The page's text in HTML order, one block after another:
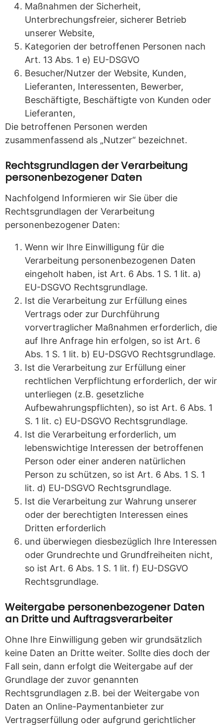
Maßnahmen der Sicherheit,
Unterbrechungsfreier, sicherer Betrieb
unserer Website,
Kategorien der betroffenen Personen nach
Art. 13 Abs. 1 e) EU-DSGVO
Besucher/Nutzer der Website, Kunden,
Lieferanten, Interessenten, Bewerber,
Beschäftigte, Beschäftigte von Kunden oder
Lieferanten,
Die betroffenen Personen werden
zusammenfassend als „Nutzer“ bezeichnet.
Rechtsgrundlagen der Verarbeitung
personenbezogener Daten
Nachfolgend Informieren wir Sie über die
Rechtsgrundlagen der Verarbeitung
personenbezogener Daten:
Wenn wir Ihre Einwilligung für die
Verarbeitung personenbezogenen Daten
eingeholt haben, ist Art. 6 Abs. 1 S. 1 lit. a)
EU-DSGVO Rechtsgrundlage.
Ist die Verarbeitung zur Erfüllung eines
Vertrags oder zur Durchführung
vorvertraglicher Maßnahmen erforderlich, die
auf Ihre Anfrage hin erfolgen, so ist Art. 6
Abs. 1 S. 1 lit. b) EU-DSGVO Rechtsgrundlage.
Ist die Verarbeitung zur Erfüllung einer
rechtlichen Verpflichtung erforderlich, der wir
unterliegen (z.B. gesetzliche
Aufbewahrungspflichten), so ist Art. 6 Abs. 1
S. 1 lit. c) EU-DSGVO Rechtsgrundlage.
Ist die Verarbeitung erforderlich, um
lebenswichtige Interessen der betroffenen
Person oder einer anderen natürlichen
Person zu schützen, so ist Art. 6 Abs. 1 S. 1
lit. d) EU-DSGVO Rechtsgrundlage.
Ist die Verarbeitung zur Wahrung unserer
oder der berechtigten Interessen eines
Dritten erforderlich
und überwiegen diesbezüglich Ihre Interessen
oder Grundrechte und Grundfreiheiten nicht,
so ist Art. 6 Abs. 1 S. 1 lit. f) EU-DSGVO
Rechtsgrundlage.
Weitergabe personenbezogener Daten
an Dritte und Auftragsverarbeiter
Ohne Ihre Einwilligung geben wir grundsätzlich
keine Daten an Dritte weiter. Sollte dies doch der
Fall sein, dann erfolgt die Weitergabe auf der
Grundlage der zuvor genannten
Rechtsgrundlagen z.B. bei der Weitergabe von
Daten an Online-Paymentanbieter zur
Vertragserfüllung oder aufgrund gerichtlicher